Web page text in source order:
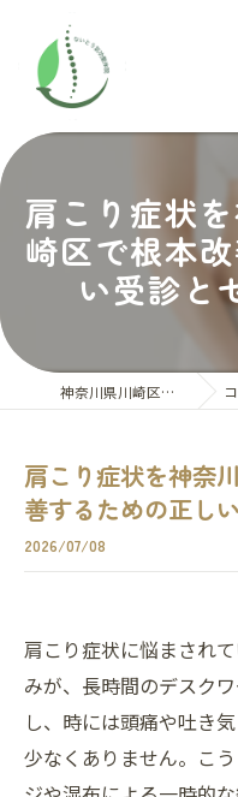
肩こり症状
崎区で根本
い受診と
神奈川県川崎区の整体ならないとう氣功整体院 コラム
肩こり症状を神奈
善するための正し
2026/07/08
肩こり症状に悩まされ
みが、長時間のデスク
し、時には頭痛や吐き
少なくありません。こ